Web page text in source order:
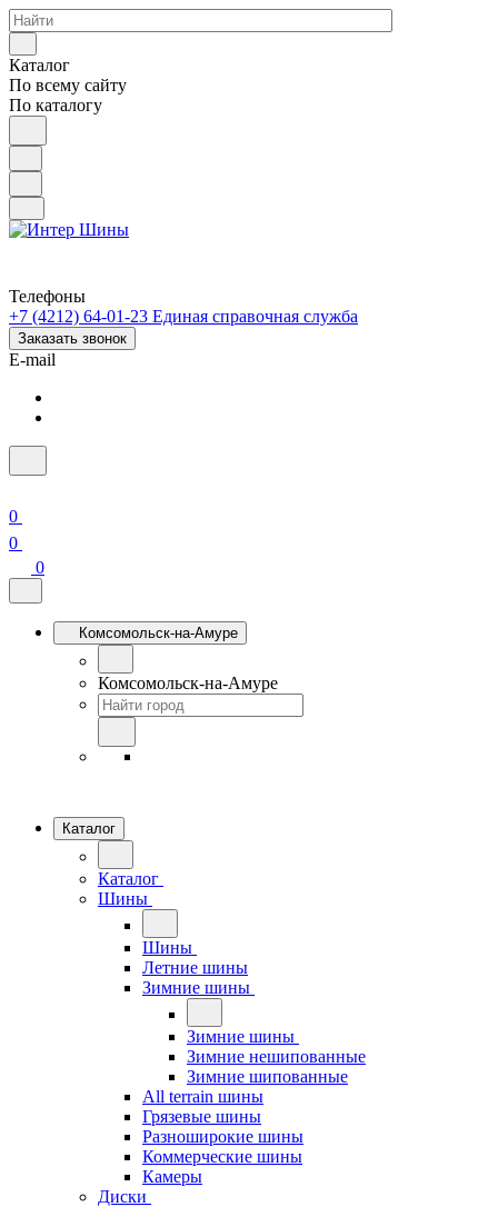
Каталог
По всему сайту
По каталогу
Телефоны
+7 (4212) 64-01-23 Единая справочная служба
Заказать звонок
E-mail
0
0
0
Комсомольск-на-Амуре
Комсомольск-на-Амуре
Каталог
Каталог
Шины
Шины
Летние шины
Зимние шины
Зимние шины
Зимние нешипованные
Зимние шипованные
All terrain шины
Грязевые шины
Разноширокие шины
Коммерческие шины
Камеры
Диски